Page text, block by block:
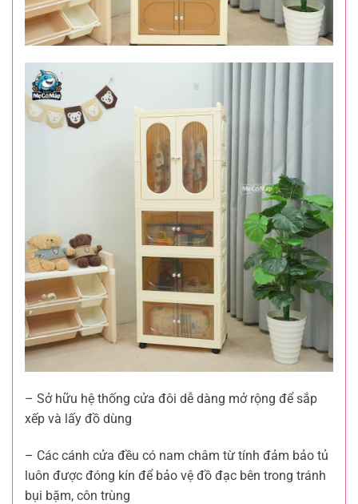
– Sở hữu hệ thống cửa đôi dễ dàng mở rộng để sắp
xếp và lấy đồ dùng
– Các cánh cửa đều có nam châm từ tính đảm bảo tủ
luôn được đóng kín để bảo vệ đồ đạc bên trong tránh
bụi bặm, côn trùng